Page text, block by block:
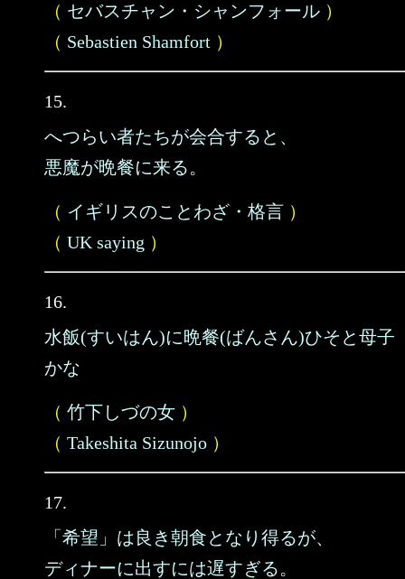
（ セバスチャン・シャンフォール ）
（ Sebastien Shamfort ）
15.
へつらい者たちが会合すると、
悪魔が晩餐に来る。
（ イギリスのことわざ・格言 ）
（ UK saying ）
16.
水飯(すいはん)に晩餐(ばんさん)ひそと母子
かな
（ 竹下しづの女 ）
（ Takeshita Sizunojo ）
17.
「希望」は良き朝食となり得るが、
ディナーに出すには遅すぎる。